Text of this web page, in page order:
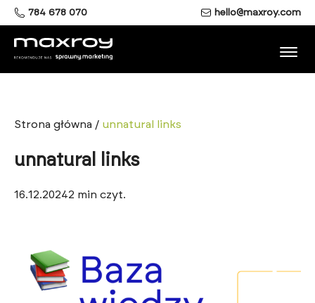
784 678 070 hello@maxroy.com
Strona główna / unnatural links
unnatural links
16.12.20242 min czyt.